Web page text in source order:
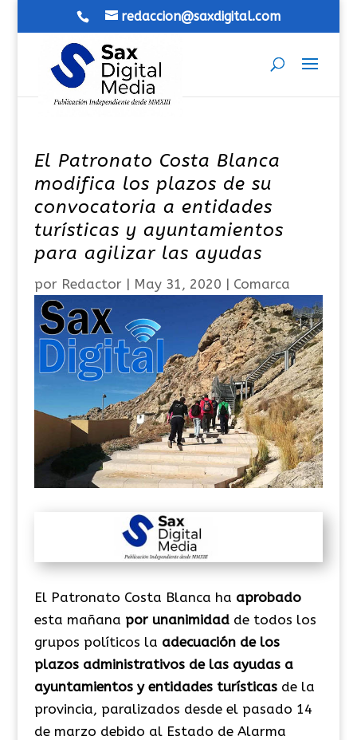
redaccion@saxdigital.com
El Patronato Costa Blanca
modifica los plazos de su
convocatoria a entidades
turísticas y ayuntamientos
para agilizar las ayudas
por Redactor| May 31, 2020 | Comarca
El Patronato Costa Blanca ha aprobado
esta mañana por unanimidad de todos los
grupos políticos la adecuación de los
plazos administrativos de las ayudas a
ayuntamientos y entidades turísticasde la
provincia, paralizados desde el pasado 14
de marzo debido al Estado de Alarma